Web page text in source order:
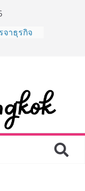
างธุรกิจ
ฟความ
หน้าไก่
ง
วมดอกไม้
ละสังฆ
อมาลัย